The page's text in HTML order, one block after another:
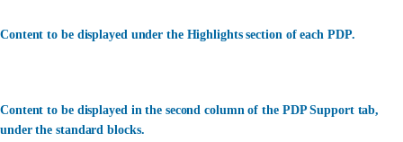
Content to be displayed under the Highlights section of each PDP.
Content to be displayed in the second column of the PDP Support tab,
under the standard blocks.